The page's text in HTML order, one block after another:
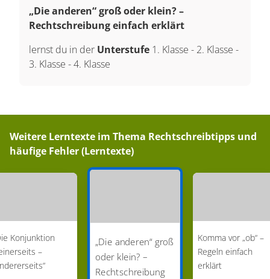
„Die anderen“ groß oder klein? –
Rechtschreibung einfach erklärt
lernst du in der Unterstufe 1. Klasse - 2. Klasse -
3. Klasse -4. Klasse
Weitere Lerntexte im Thema Rechtschreibtipps und
häufige Fehler (Lerntexte)
Konjunktion
–
„Die anderen“ groß
oder klein? –
Rechtschreibung
Komma vor „ob“ –
Regeln einfach
erklärt